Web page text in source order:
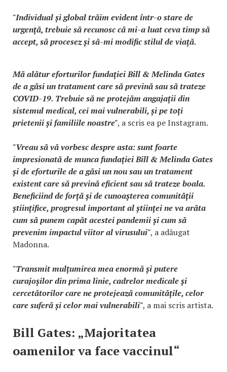
"Individual și global trăim evident într-o stare de
urgență, trebuie să recunosc că mi-a luat ceva timp să
accept, să procesez și să-mi modific stilul de viață.
Mă alătur eforturilor fundației Bill & Melinda Gates
de a găsi un tratament care să prevină sau să trateze
COVID-19. Trebuie să ne protejăm angajații din
sistemul medical, cei mai vulnerabili, și pe toți
prietenii și familiile noastre", a scris ea pe Instagram.
"Vreau să vă vorbesc despre asta: sunt foarte
impresionată de munca fundației Bill & Melinda Gates
și de eforturile de a găsi un nou sau un tratament
existent care să prevină eficient sau să trateze boala.
Beneficiind de forță și de cunoașterea comunității
științifice, progresul important al științei ne va arăta
cum să punem capăt acestei pandemii și cum să
prevenim impactul viitor al virusului", a adăugat
Madonna.
"Transmit mulțumirea mea enormă și putere
curajoșilor din prima linie, cadrelor medicale și
cercetătorilor care ne protejează comunitățile, celor
care suferă și celor mai vulnerabili", a mai scris artista.
Bill Gates: „Majoritatea
oamenilor va face vaccinul“